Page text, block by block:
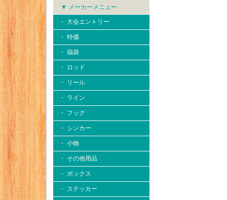
▼ メーカーメニュー
・ 大会エントリー
・ 特価
・ 福袋
・ ロッド
・ リール
・ ライン
・ フック
・ シンカー
・ 小物
・ その他用品
・ ボックス
・ ステッカー